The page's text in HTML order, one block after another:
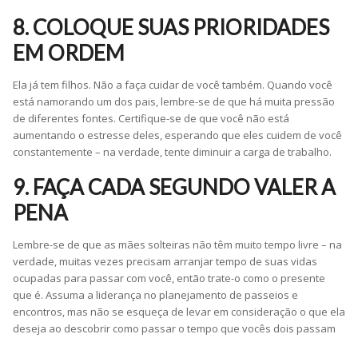
8. COLOQUE SUAS PRIORIDADES
EM ORDEM
Ela já tem filhos. Não a faça cuidar de você também. Quando você
está namorando um dos pais, lembre-se de que há muita pressão
de diferentes fontes. Certifique-se de que você não está
aumentando o estresse deles, esperando que eles cuidem de você
constantemente – na verdade, tente diminuir a carga de trabalho.
9. FAÇA CADA SEGUNDO VALER A
PENA
Lembre-se de que as mães solteiras não têm muito tempo livre – na
verdade, muitas vezes precisam arranjar tempo de suas vidas
ocupadas para passar com você, então trate-o como o presente
que é. Assuma a liderança no planejamento de passeios e
encontros, mas não se esqueça de levar em consideração o que ela
deseja ao descobrir como passar o tempo que vocês dois passam